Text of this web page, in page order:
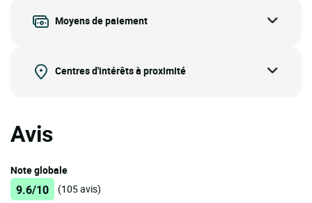
Moyens de paiement
Centres d'intérêts à proximité
Avis
Note globale
9.6/10 (105 avis)